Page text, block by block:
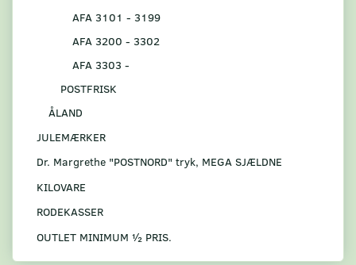
AFA 3101 - 3199
AFA 3200 - 3302
AFA 3303 -
POSTFRISK
ÅLAND
JULEMÆRKER
Dr. Margrethe "POSTNORD" tryk, MEGA SJÆLDNE
KILOVARE
RODEKASSER
OUTLET MINIMUM ½ PRIS.